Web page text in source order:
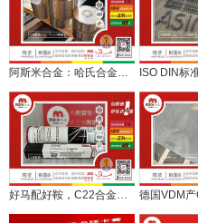
好马配好鞍，C22合金配好焊丝焊条NiCrMo-10